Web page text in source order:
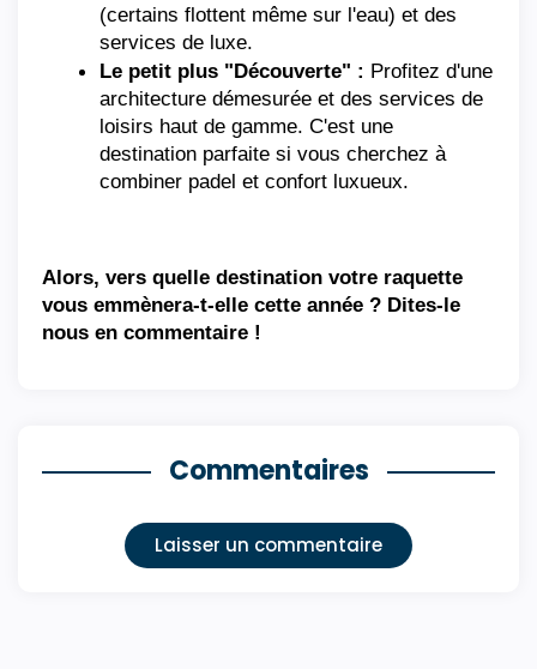
(certains flottent même sur l'eau) et des
services de luxe.
Le petit plus "Découverte" : Profitez d'une
architecture démesurée et des services de
loisirs haut de gamme. C'est une
destination parfaite si vous cherchez à
combiner padel et confort luxueux.
Alors, vers quelle destination votre raquette
vous emmènera-t-elle cette année ? Dites-le
nous en commentaire !
Commentaires
Laisser un commentaire